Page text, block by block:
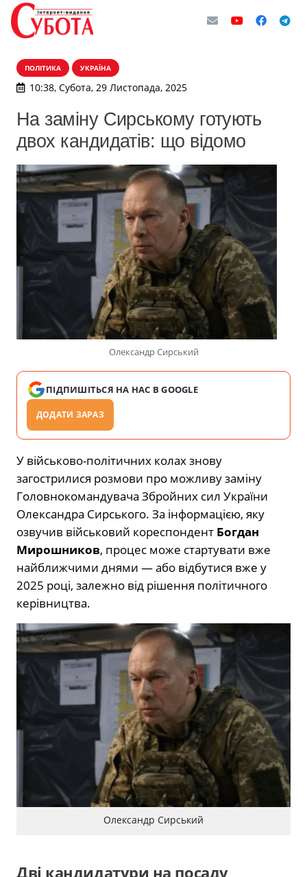
ПОЛІТИКА УКРАЇНА
10:38, Субота, 29 Листопада, 2025
На заміну Сирському готують
двох кандидатів: що відомо
Олександр Сирський
ПІДПИШІТЬСЯ НА НАС В GOOGLE
ДОДАТИ ЗАРАЗ
У військово-політичних колах знову
загострилися розмови про можливу заміну
Головнокомандувача Збройних сил України
Олександра Сирського. За інформацією, яку
озвучив військовий кореспондент Богдан
Мирошников, процес може стартувати вже
найближчими днями — або відбутися вже у
2025 році, залежно від рішення політичного
керівництва.
Олександр Сирський
Дві кандидатури на посаду